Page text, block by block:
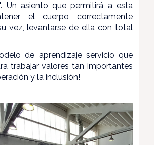
Un asiento que permitirá a esta
el cuerpo correctamente
vez, levantarse de ella con total
de aprendizaje servicio que
trabajar valores tan importantes
y la inclusión!